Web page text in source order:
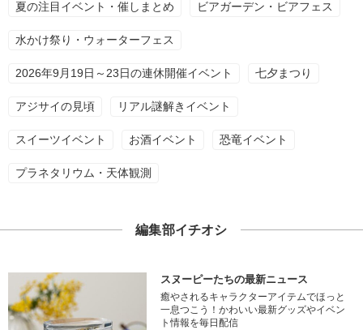
夏の注目イベント・催しまとめ ビアガーデン・ビアフェス
水かけ祭り・ウォーターフェス
2026年9月19日～23日の連休開催イベント 七夕まつり
アジサイの見頃 リアル謎解きイベント
スイーツイベント お酒イベント 恐竜イベント
プラネタリウム・天体観測
編集部イチオシ
スヌーピーたちの最新ニュース
癒やされるキャラクターアイテムでほっと
一息つこう！かわいい最新グッズやイベン
ト情報を毎日配信